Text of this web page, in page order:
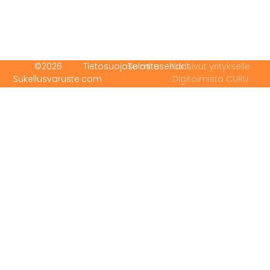
©2026
Sukellusvaruste.com
TietosuojaselosteToimitusehdotKotisivut yritykselle
Digitoimisto CURU